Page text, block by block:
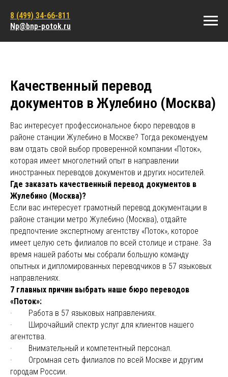
8 (499) 34-66-811
Np@bnp-potok.ru
Качественный перевод
документов в Жулебино (Москва)
Вас интересует профессиональное бюро переводов в
районе станции Жулебино в Москве? Тогда рекомендуем
вам отдать свой выбор проверенной компании «Поток»,
которая имеет многолетний опыт в направлении
иностранных переводов документов и других носителей.
Где заказать качественный перевод документов в
Жулебино (Москва)?
Если вас интересует грамотный перевод документации в
районе станции метро Жулебино (Москва), отдайте
предпочтение экспертному агентству «Поток», которое
имеет целую сеть филиалов по всей столице и стране. За
время нашей работы мы собрали большую команду
опытных и дипломированных переводчиков в 57 языковых
направлениях.
7 главных причин выбрать наше бюро переводов
«Поток»:
· Работа в 57 языковых направлениях.
· Широчайший спектр услуг для клиентов нашего
агентства.
· Внимательный и компетентный персонал.
· Огромная сеть филиалов по всей Москве и другим
городам России.